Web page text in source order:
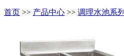
首页 >> 产品中心 >> 调理水池系列